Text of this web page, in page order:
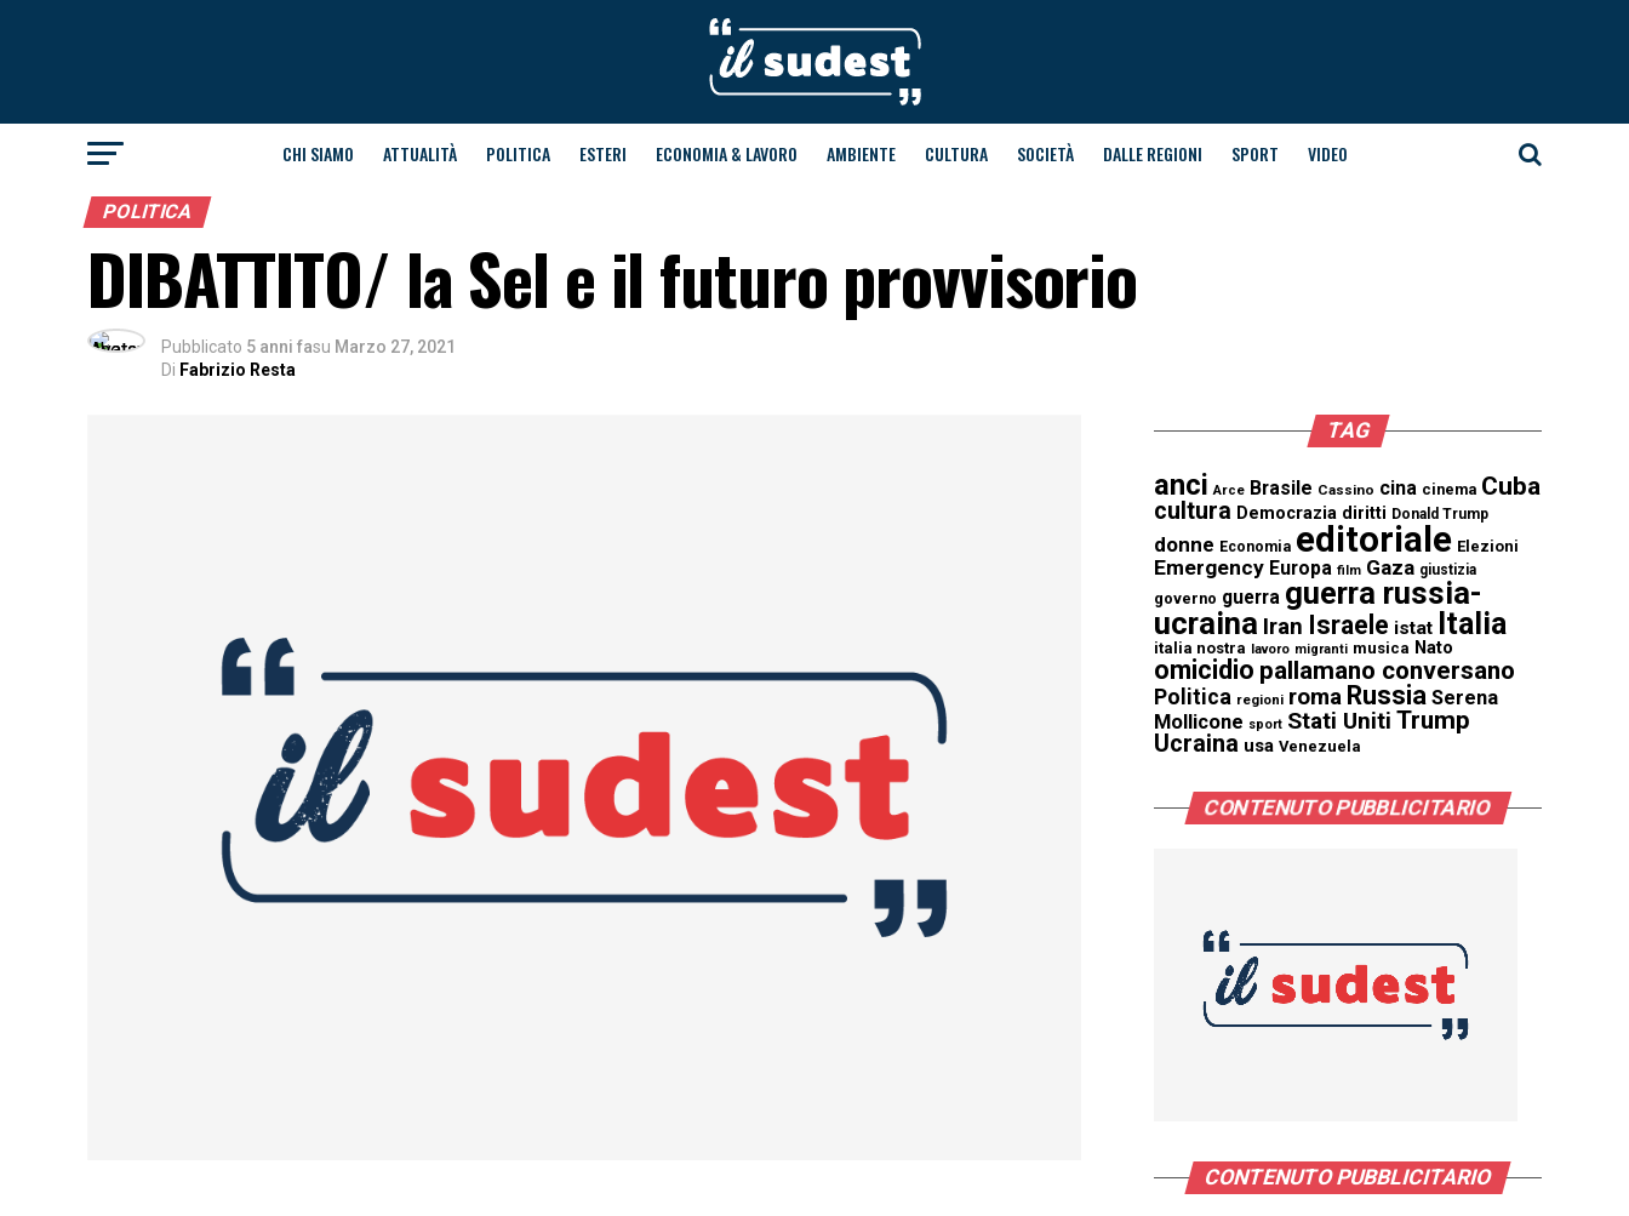
CHI SIAMO ATTUALITÀ POLITICA ESTERI ECONOMIA & LAVORO AMBIENTE CULTURA SOCIETÀ DALLE REGIONI SPORT VIDEO
POLITICA
DIBATTITO/ la Sel e il futuro provvisorio
Pubblicato 5 anni fasu Marzo 27, 2021
Di Fabrizio Resta
TAG
anci Arce Brasile Cassino cina cinema Cuba
cultura Democrazia diritti Donald Trump
donne Economia editoriale Elezioni
Emergency Europa film Gaza giustizia
governo guerra guerra russia-
ucraina Iran Israele istat Italia
italia nostra lavoro migranti musica Nato
omicidio pallamano conversano
Politica regioni roma Russia Serena
Mollicone sport Stati Uniti Trump
Ucraina usa Venezuela
CONTENUTO PUBBLICITARIO
CONTENUTO PUBBLICITARIO